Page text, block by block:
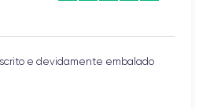
e devidamente embalado